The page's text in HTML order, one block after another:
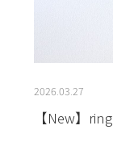
2026.03.27
【New】